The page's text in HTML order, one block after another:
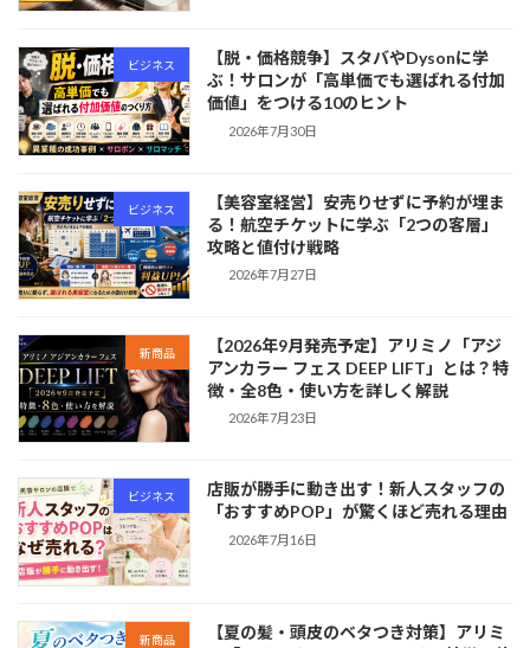
ビジネス
【脱・価格競争】スタバやDysonに学
ぶ！サロンが「高単価でも選ばれる付加
価値」をつける10のヒント
2026年7月30日
ビジネス
【美容室経営】安売りせずに予約が埋ま
る！航空チケットに学ぶ「2つの客層」
攻略と値付け戦略
2026年7月27日
新商品
【2026年9月発売予定】アリミノ「アジ
アンカラー フェス DEEP LIFT」とは？特
徴・全8色・使い方を詳しく解説
2026年7月23日
ビジネス
店販が勝手に動き出す！新人スタッフの
「おすすめPOP」が驚くほど売れる理由
2026年7月16日
新商品
【夏の髪・頭皮のベタつき対策】アリミ